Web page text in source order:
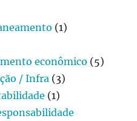
(1)
econômico (5)
/ Infra (3)
(1)